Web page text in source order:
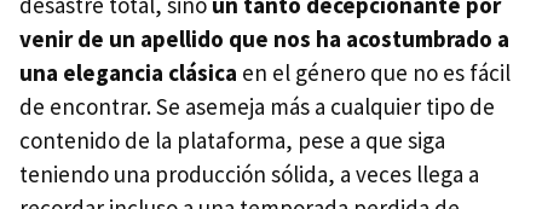
venir de un apellido que nos ha acostumbrado a
una elegancia clásica en el género que no es fácil
de encontrar. Se asemeja más a cualquier tipo de
contenido de la plataforma, pese a que siga
teniendo una producción sólida, a veces llega a